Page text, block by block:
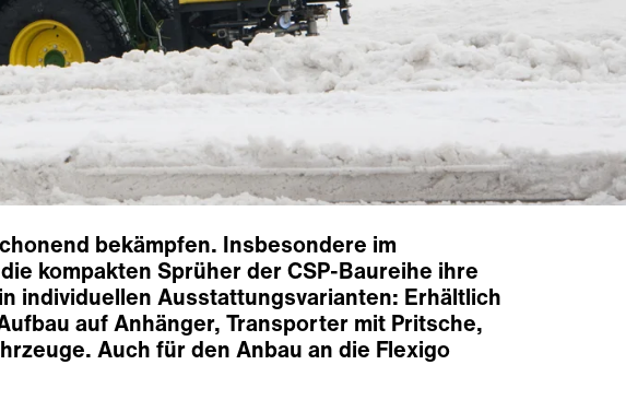
bekämpfen. Insbesondere im
kompakten Sprüher der CSP-Baureihe ihre
individuellen Ausstattungsvarianten: Erhältlich
auf Anhänger, Transporter mit Pritsche,
Auch für den Anbau an die Flexigo